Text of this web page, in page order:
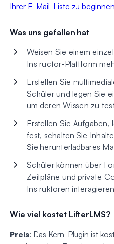
Ihrer E-Mail-Liste zu beginnen
Was uns gefallen hat
Weisen Sie einem
Instructor-Plattform
Erstellen Sie
Schüler und legen Sie
um deren Wissen zu
Erstellen Sie Aufgaben,
fest, schalten Sie
Sie herunterladbares
Schüler können über
Zeitpläne und private
Instruktoren
Wie viel kostet LifterLMS?
Preis: Das Kern-Plugin ist